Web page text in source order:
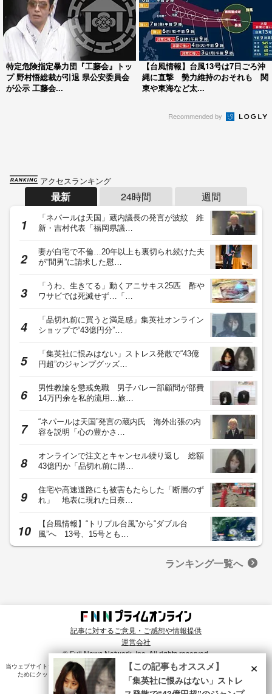
特定危険指定暴力団『工藤会』トッ
プ 野村悟総裁が引退 県公安委員会
が公示 工藤会...
【台風情報】台風13号は7日ごろ沖
縄に直撃 勢力維持のおそれも 関
東や東海など太...
Recommended by
アクセスランキング
最新 24時間 週間
「ネパールは天国」蔵内議長の発言が波紋 維
新・吉村代表「福岡県議…
妻が自宅で不倫…20年以上も裏切られ続けた夫
が“間男”に請求した慰…
「うわ、生きてる」動くアニサキス25匹 酢や
ワサビでは死滅せず…「…
「品切れ前に買うと満足感」集英社オンライン
ショップで“43億円分”…
「集英社に恨みはない」ストレス発散で“43億
円超”のジャンプグッズ…
男性教諭を懲戒免職 男子バレー部顧問が部費
14万円余を私的流用…旅…
“ネパールは天国”発言の蔵内氏 海外出張の内
容を説明「心の豊かさ…
オンラインで注文とキャンセル繰り返し 総額
43億円か「品切れ前に購…
住宅や高速道路にも被害もたらした「断層のず
れ」 地表に現れた日奈…
【台風情報】“トリプル台風”から“ダブル台
風”へ 13号、15号とも…
ランキング一覧へ
記事に対するご意見・ご感想や情報提供
運営会社
© Fuji News Network, Inc. All rights reserved.
当ウェブサイトでは、ユーザのニーズ・興味・関⼼に合致したコンテンツや広告配信を提供する
ためにクッキーを使⽤しています。詳細は、プライバシーポリシー をご確認ください。×
【この記事もオススメ】
「集英社に恨みはない」ストレ